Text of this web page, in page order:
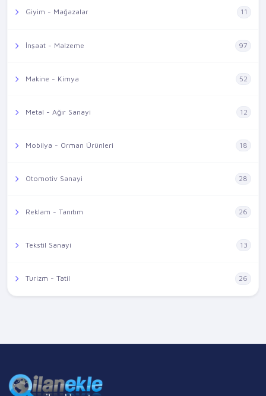
Giyim - Mağazalar 11
İnşaat - Malzeme 97
Makine - Kimya 52
Metal - Ağır Sanayi 12
Mobilya - Orman Ürünleri 18
Otomotiv Sanayi 28
Reklam - Tanıtım 26
Tekstil Sanayi 13
Turizm - Tatil 26